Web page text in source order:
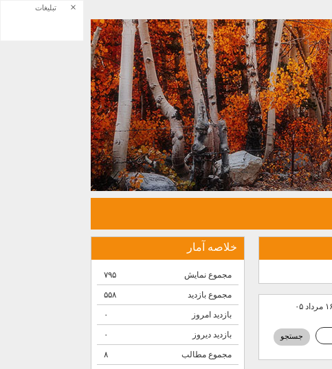
خلاصه آمار
مجموع نمایش‌ ۷۹۵
مجموع بازدید ۵۵۸
بازدید امروز ۰
بازدید دیروز ۰
مجموع مطالب ۸
تبلیغات ×